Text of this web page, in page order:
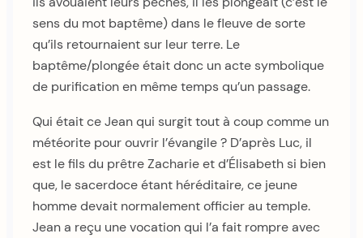
sens du mot baptême) dans le fleuve de sorte
qu’ils retournaient sur leur terre. Le
baptême/plongée était donc un acte symbolique
de purification en même temps qu’un passage.
Qui était ce Jean qui surgit tout à coup comme un
météorite pour ouvrir l’évangile ? D’après Luc, il
est le fils du prêtre Zacharie et d’Élisabeth si bien
que, le sacerdoce étant héréditaire, ce jeune
homme devait normalement officier au temple.
Jean a reçu une vocation qui l’a fait rompre avec